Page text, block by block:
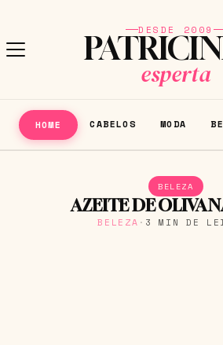
DESDE 2009
esperta
HOME CABELOS MODA
BELEZA
AZEITE DE OLIVA
BELEZA · 3 MIN DE